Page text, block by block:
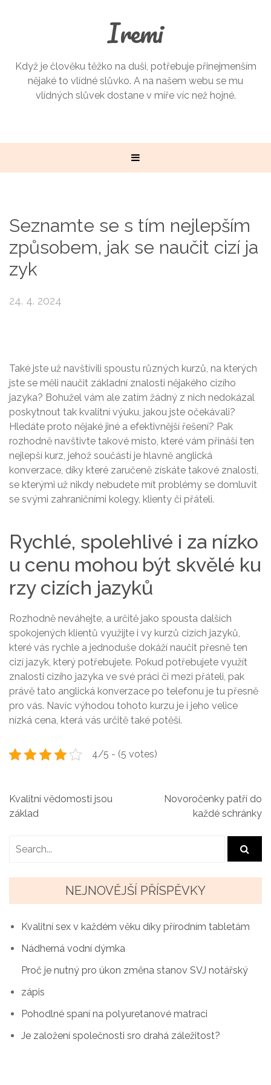
Iremi
Když je člověku těžko na duši, potřebuje přinejmenším
nějaké to vlídné slůvko. A na našem webu se mu
vlídných slůvek dostane v míře víc než hojné.
Seznamte se s tím nejlepším
způsobem, jak se naučit cizí ja
zyk
24. 4. 2024
Také jste už navštívili spoustu různých kurzů, na kterých
jste se měli naučit základní znalosti nějakého cizího
jazyka? Bohužel vám ale zatím žádný z nich nedokázal
poskytnout tak kvalitní výuku, jakou jste očekávali?
Hledáte proto nějaké jiné a efektivnější řešení? Pak
rozhodně navštivte takové místo, které vám přináší ten
nejlepší kurz, jehož součástí je hlavně anglická
konverzace, díky které zaručeně získáte takové znalosti,
se kterými už nikdy nebudete mít problémy se domluvit
se svými zahraničními kolegy, klienty či přáteli.
Rychlé, spolehlivé i za nízko
u cenu mohou být skvělé ku
rzy cizích jazyků
Rozhodně neváhejte, a určitě jako spousta dalších
spokojených klientů využijte i vy kurzů cizích jazyků,
které vás rychle a jednoduše dokáží naučit přesně ten
cizí jazyk, který potřebujete. Pokud potřebujete využít
znalosti cizího jazyka ve své práci či mezi přáteli, pak
právě tato anglická konverzace po telefonu je tu přesně
pro vás. Navíc výhodou tohoto kurzu je i jeho velice
nízká cena, která vás určitě také potěší.
4/5 - (5 votes)
N
v
i
p
r
o
Kvalitní vědomosti jsou
základ
Novoročenky patří do
každé schránky
NEJNOVĚJŠÍ PŘÍSPĚVKY
Kvalitní sex v každém věku díky přírodním tabletám
Nádherná vodní dýmka
Proč je nutný pro úkon změna stanov SVJ notářský
zápis
Pohodlné spaní na polyuretanové matraci
Je založení společnosti sro drahá záležitost?